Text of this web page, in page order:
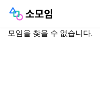
모임을 찾을 수 없습니다.